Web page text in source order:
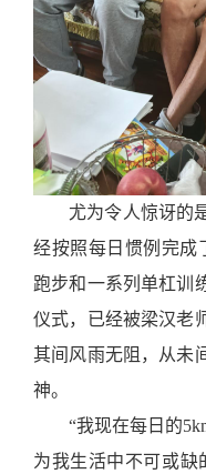
尤为令人惊讶的
经按照每日惯例 完成
跑步和一系列单杠训
仪式，
已经被梁汉老
其间风雨无阻，从未
神。
“我现在每日的
为我生活中不可或缺